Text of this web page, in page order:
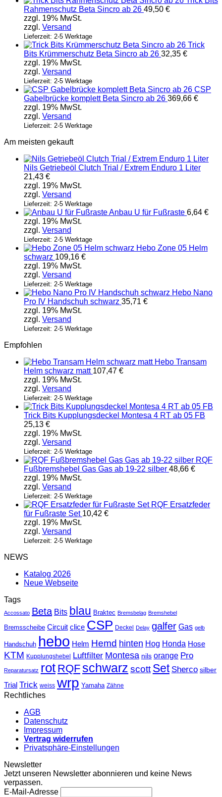
Rahmenschutz Beta Sincro ab 26 49,50 €
zzgl. 19% MwSt.
zzgl. Versand
Lieferzeit: 2-5 Werktage
Trick
Bits Krümmerschutz Beta Sincro ab 26 32,35 €
zzgl. 19% MwSt.
zzgl. Versand
Lieferzeit: 2-5 Werktage
CSP
Gabelbrücke komplett Beta Sincro ab 26 369,66 €
zzgl. 19% MwSt.
zzgl. Versand
Lieferzeit: 2-5 Werktage
Am meisten gekauft
Nils Getriebeöl Clutch Trial / Extrem Enduro 1 Liter
21,43 €
zzgl. 19% MwSt.
zzgl. Versand
Lieferzeit: 2-5 Werktage
Anbau U für Fußraste 6,64 €
zzgl. 19% MwSt.
zzgl. Versand
Lieferzeit: 2-5 Werktage
Hebo Zone 05 Helm
schwarz 109,16 €
zzgl. 19% MwSt.
zzgl. Versand
Lieferzeit: 2-5 Werktage
Hebo Nano
Pro IV Handschuh schwarz 35,71 €
zzgl. 19% MwSt.
zzgl. Versand
Lieferzeit: 2-5 Werktage
Empfohlen
Hebo Transam
Helm schwarz matt 107,47 €
zzgl. 19% MwSt.
zzgl. Versand
Lieferzeit: 2-5 Werktage
Trick Bits Kupplungsdeckel Montesa 4 RT ab 05 FB
25,13 €
zzgl. 19% MwSt.
zzgl. Versand
Lieferzeit: 2-5 Werktage
RQF
Fußbremshebel Gas Gas ab 19-22 silber 48,66 €
zzgl. 19% MwSt.
zzgl. Versand
Lieferzeit: 2-5 Werktage
RQF Ersatzfeder
für Fußraste Set 10,42 €
zzgl. 19% MwSt.
zzgl. Versand
Lieferzeit: 2-5 Werktage
NEWS
Katalog 2026
Neue Webseite
Tags
Accossato Beta Bits blau Braktec Bremsbelag Bremshebel
Bremsscheibe Circuit clice CSP Deckel Delay galfer Gas gelb
Handschuh hebo Helm Hemd hinten Hog Honda Hose
KTM Kupplungshebel Luftfilter Montesa nils orange Pro
Reparatursatz rot RQF schwarz scott Set Sherco silber
Trial Trick weiss wrp Yamaha Zähne
Rechtliches
AGB
Datenschutz
Impressum
Vertrag widerrufen
Privatsphäre-Einstellungen
Newsletter
Jetzt unseren Newsletter abonnieren und keine News
verpassen.
E-Mail-Adresse